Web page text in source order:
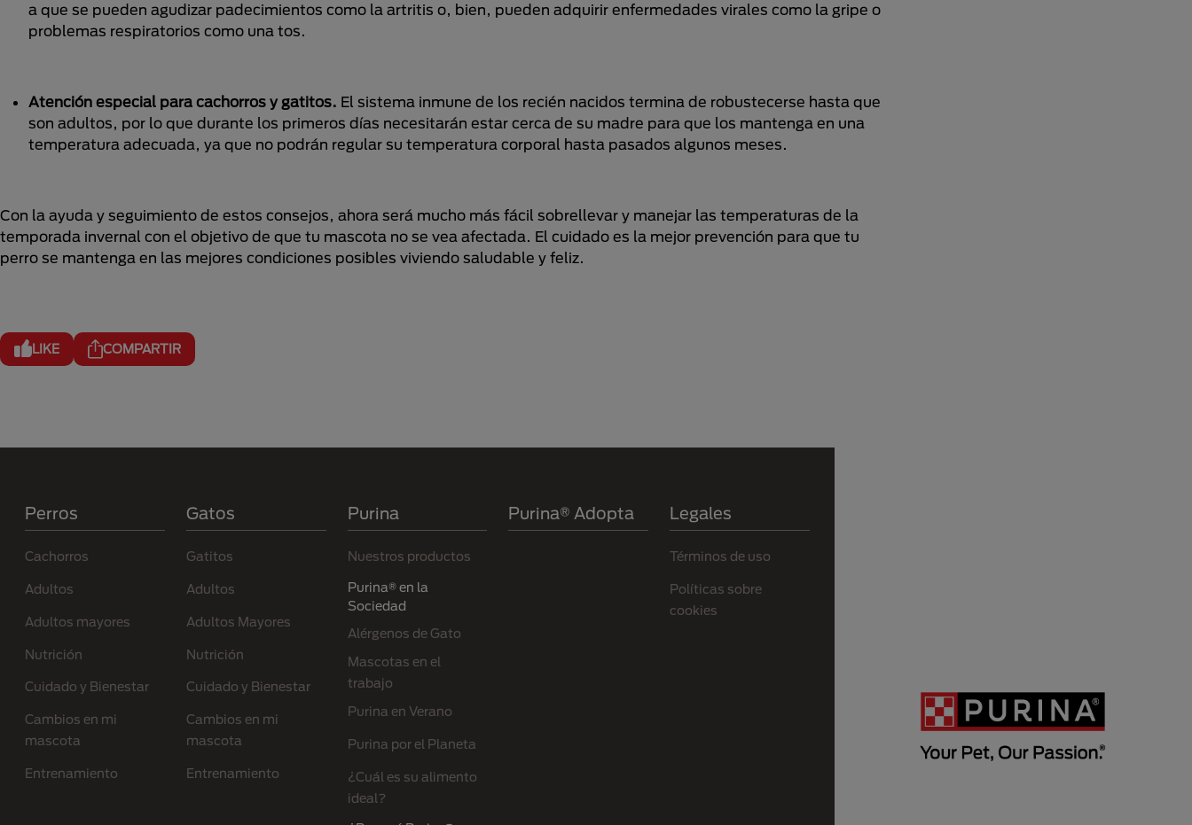
a que se pueden agudizar padecimientos como la artritis o, bien, pueden adquirir enfermedades virales como la gripe o
problemas respiratorios como una tos.
Atención especial para cachorros y gatitos. El sistema inmune de los recién nacidos termina de robustecerse hasta que
son adultos, por lo que durante los primeros días necesitarán estar cerca de su madre para que los mantenga en una
temperatura adecuada, ya que no podrán regular su temperatura corporal hasta pasados algunos meses.
Con la ayuda y seguimiento de estos consejos, ahora será mucho más fácil sobrellevar y manejar las temperaturas de la
temporada invernal con el objetivo de que tu mascota no se vea afectada. El cuidado es la mejor prevención para que tu
perro se mantenga en las mejores condiciones posibles viviendo saludable y feliz.
LIKE COMPARTIR
Perros
Cachorros
Adultos
Adultos mayores
Nutrición
Cuidado y Bienestar
Cambios en mi
mascota
Entrenamiento
Gatos
Gatitos
Adultos
Adultos Mayores
Nutrición
Cuidado y Bienestar
Cambios en mi
mascota
Entrenamiento
Purina
Nuestros productos
Purina® en la
Sociedad
Alérgenos de Gato
Mascotas en el
trabajo
Purina en Verano
Purina por el Planeta
¿Cuál es su alimento
ideal?
Purina® Adopta Legales
Términos de uso
Políticas sobre
cookies